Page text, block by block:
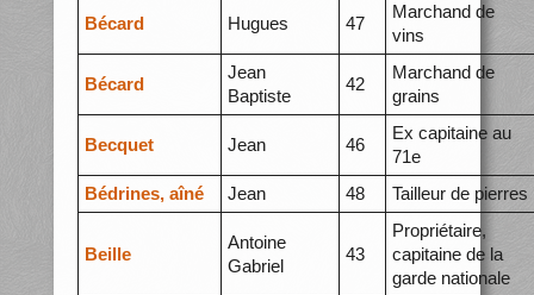
Bécard Hugues 47
Marchand de
vins
Bécard
Jean
Baptiste
42
Marchand de
grains
Becquet Jean 46
Ex capitaine au
71e
Bédrines, aîné
Jean 48 Tailleur de pierres
Beille
Antoine
Gabriel
43
Propriétaire,
capitaine de la
garde nationale